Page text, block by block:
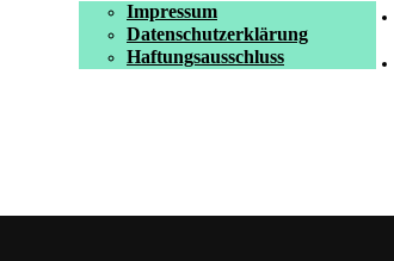
Impressum
Datenschutzerklärung
Haftungsausschluss